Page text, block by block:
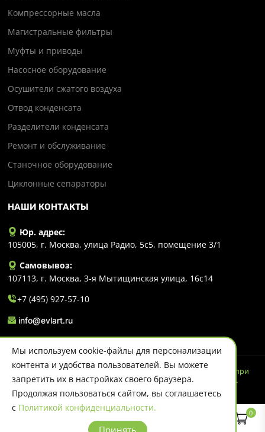
0
Компрессорные масла
Магистральные фильтры
Муфты и приводы
Насосное оборудование
Осушители сжатого воздуха
Отвод конденсата
Разделители конденсата
Ремонт и обслуживание
Станочное оборудование
Циклонные сепараторы
НАШИ КОНТАКТЫ
Юр. адрес:
105005, г. Москва, улица Радио, 5с5, помещение 3/1
Самовывоз:
107113, г. Москва, 3-я Мытищинская улица, 16с14
+7 (495) 927-57-10
info@evlart.ru
© 2026 Evlart. Сайт несет информационный характер и ни при
каких обстоятельствах не является публичной офертой.
Политика конфиденциальности
Мы используем cookie-файлы для персонализации
контента и удобства пользователей. Вы можете
запретить их в настройках своего браузера.
Продолжая пользоваться сайтом, вы соглашаетесь
с Политикой конфиденциальности.
Принять